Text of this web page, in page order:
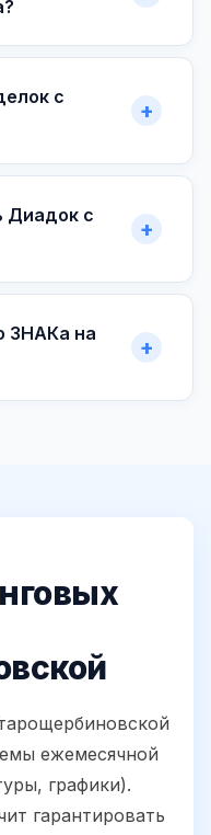
с
Диадок с
ЗНАКа на
ежемесячной
графики).
гарантировать